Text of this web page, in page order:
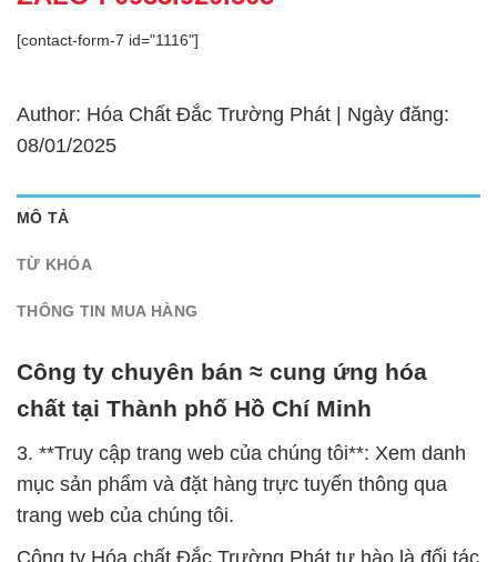
[contact-form-7 id="1116"]
Author: Hóa Chất Đắc Trường Phát | Ngày đăng:
08/01/2025
MÔ TẢ
TỪ KHÓA
THÔNG TIN MUA HÀNG
Công ty chuyên bán ≈ cung ứng hóa
chất tại Thành phố Hồ Chí Minh
3. **Truy cập trang web của chúng tôi**: Xem danh
mục sản phẩm và đặt hàng trực tuyến thông qua
trang web của chúng tôi.